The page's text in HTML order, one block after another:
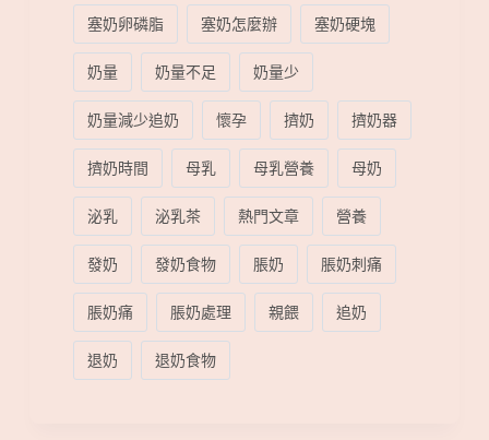
塞奶卵磷脂
塞奶怎麼辦
塞奶硬塊
奶量
奶量不足
奶量少
奶量減少追奶
懷孕 擠奶
擠奶器
擠奶時間
母乳 母乳營養
母奶
泌乳
泌乳茶 熱門文章
營養
發奶
發奶食物 脹奶
脹奶刺痛
脹奶痛
脹奶處理 親餵
追奶
退奶
退奶食物